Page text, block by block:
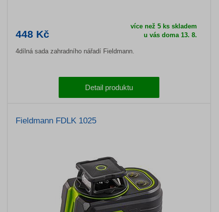
448 Kč
více než 5 ks skladem
u vás doma 13. 8.
4dílná sada zahradního nářadí Fieldmann.
Detail produktu
Fieldmann FDLK 1025